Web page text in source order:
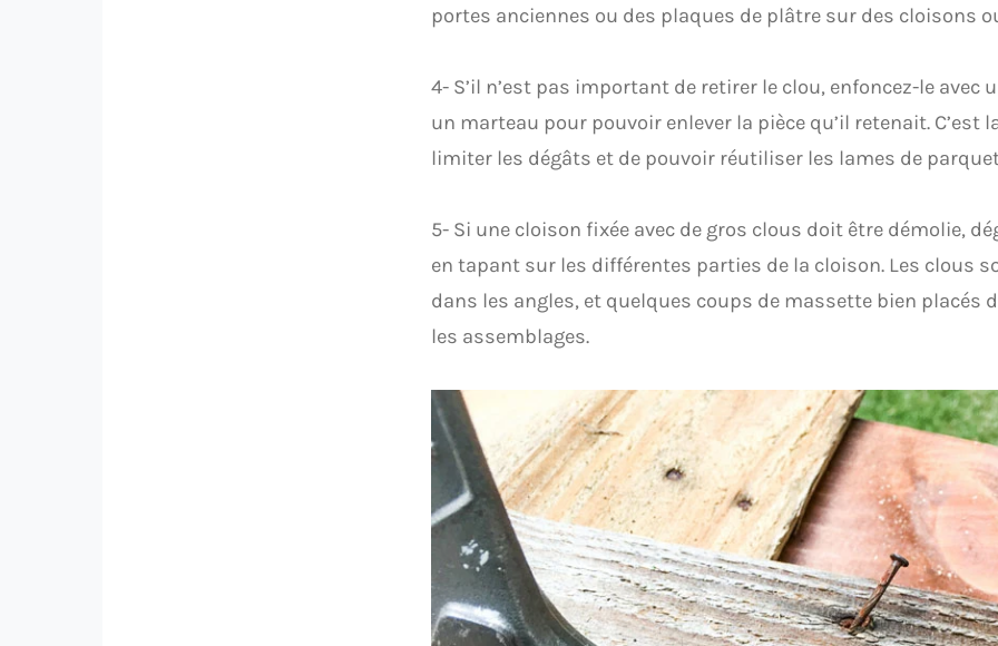
portes anciennes ou des plaques de plâtre sur des cloisons
4- S’il n’est pas important de retirer le clou, enfoncez-le avec
un marteau pour pouvoir enlever la pièce qu’il retenait. C’est
limiter les dégâts et de pouvoir réutiliser les lames de
5- Si une cloison fixée avec de gros clous doit être démolie,
en tapant sur les différentes parties de la cloison. Les clous
dans les angles, et quelques coups de massette bien placés
les assemblages.